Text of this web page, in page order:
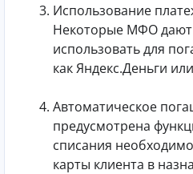
Использование
Некоторые МФО
использовать для
как Яндекс.Деньги
Автоматическое
предусмотрена
списания
карты клиента в